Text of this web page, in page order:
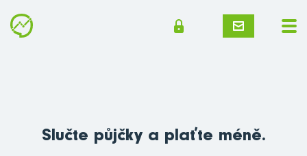
Slučte půjčky a plaťte méně.